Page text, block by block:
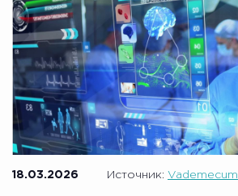
18.03.2026 Источник: Vademecum